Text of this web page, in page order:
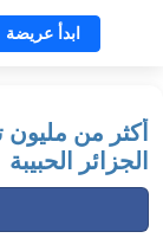
ابدأ عريضة
أكثر من مليون
الجزائر الحبيبة‎